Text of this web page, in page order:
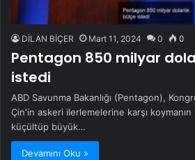
DİLAN BİÇER Mart 11, 2024 0 0
Pentagon 850 milyar
istedi
ABD Savunma Bakanlığı (Pentagon),
Çin'in askeri ilerlemelerine karşı koymanın
küçültüp büyük…
Devamını Oku »